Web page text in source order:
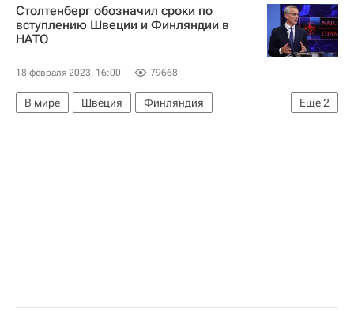
Столтенберг обозначил сроки по
вступлению Швеции и Финляндии в
НАТО
18 февраля 2023, 16:00 79668
Еще2
В мире Швеция
Финляндия
Йенс Столтенберг
НАТО